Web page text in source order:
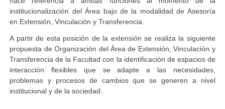
institucionalización del Área bajo de la modalidad de Asesoría
en Extensión, Vinculación y Transferencia.
A partir de esta posición de la extensión se realiza la siguiente
propuesta de Organización del Área de Extensión, Vinculación y
Transferencia de la Facultad con la identificación de espacios de
interacción flexibles que se adapte a las necesidades,
problemas y procesos de cambios que se generen a nivel
institucional y de la sociedad.